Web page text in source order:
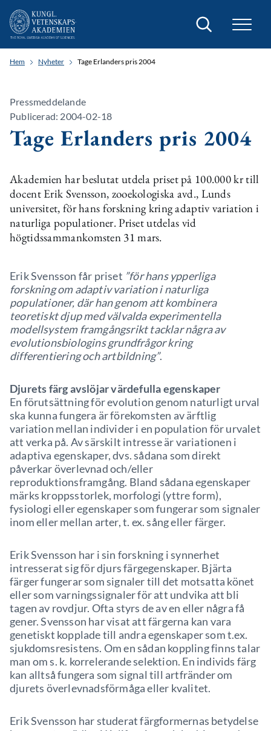
Sök
Hem Nyheter Tage Erlanders pris 2004
Pressmeddelande
Publicerad: 2004-02-18
Tage Erlanders pris 2004
Akademien har beslutat utdela priset på 100.000 kr till
docent Erik Svensson, zooekologiska avd., Lunds
universitet, för hans forskning kring adaptiv variation i
naturliga populationer. Priset utdelas vid
högtidssammankomsten 31 mars.
Erik Svensson får priset ”för hans ypperliga
forskning om adaptiv variation i naturliga
populationer, där han genom att kombinera
teoretiskt djup med välvalda experimentella
modellsystem framgångsrikt tacklar några av
evolutionsbiologins grundfrågor kring
differentiering och artbildning”.
Djurets färg avslöjar värdefulla egenskaper
En förutsättning för evolution genom naturligt urval
ska kunna fungera är förekomsten av ärftlig
variation mellan individer i en population för urvalet
att verka på. Av särskilt intresse är variationen i
adaptiva egenskaper, dvs. sådana som direkt
påverkar överlevnad och/eller
reproduktionsframgång. Bland sådana egenskaper
märks kroppsstorlek, morfologi (yttre form),
fysiologi eller egenskaper som fungerar som signaler
inom eller mellan arter, t. ex. sång eller färger.
Erik Svensson har i sin forskning i synnerhet
intresserat sig för djurs färgegenskaper. Bjärta
färger fungerar som signaler till det motsatta könet
eller som varningssignaler för att undvika att bli
tagen av rovdjur. Ofta styrs de av en eller några få
gener. Svensson har visat att färgerna kan vara
genetiskt kopplade till andra egenskaper som t.ex.
sjukdomsresistens. Om en sådan koppling finns talar
man om s. k. korrelerande selektion. En individs färg
kan alltså fungera som signal till artfränder om
djurets överlevnadsförmåga eller kvalitet.
Erik Svensson har studerat färgformernas betydelse